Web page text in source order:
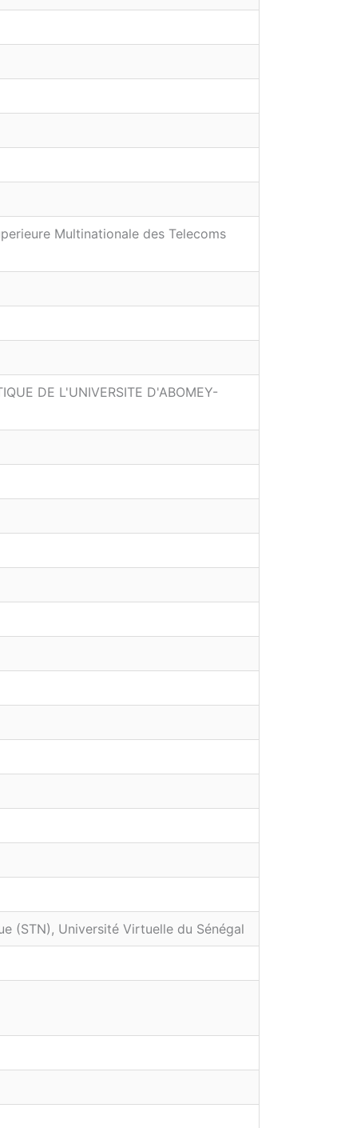
Multinationale des Telecoms
DE L'UNIVERSITE D'ABOMEY-
(STN), Université Virtuelle du Sénégal